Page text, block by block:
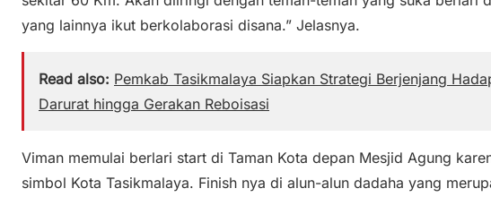
yang lainnya ikut berkolaborasi disana.” Jelasnya.
Read also: Pemkab Tasikmalaya Siapkan Strategi Berjenjang
Darurat hingga Gerakan Reboisasi
Viman memulai berlari start di Taman Kota depan Mesjid Agung
simbol Kota Tasikmalaya. Finish nya di alun-alun dadaha yang